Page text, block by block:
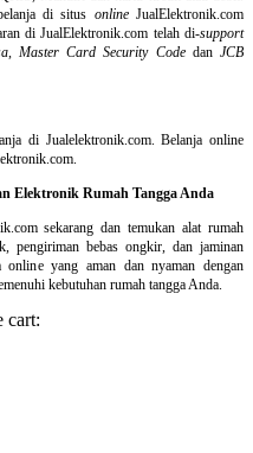
di situs onlineJualElektronik.com
di JualElektronik.com telah di-support
, Master Card Security Codedan JCB
di Jualelektronik.com. Belanja online
Elektronik Rumah Tangga Anda
sekarang dan temukan alat rumah
pengiriman bebas ongkir, dan jaminan
online yang aman dan nyaman dengan
kebutuhan rumah tangga Anda.
cart: